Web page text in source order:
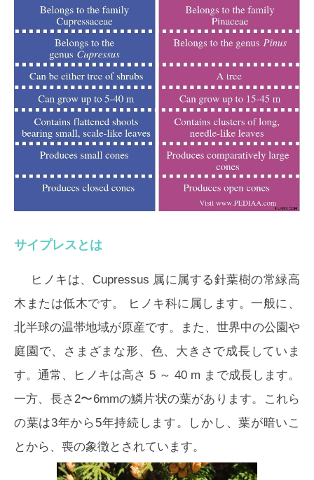
サイプレスとは
ヒノキは、 Cupressus 属に属する針葉樹の常緑高
木または低木です。 ヒノキ科に属します。一般に、
北半球の温帯地域が原産です。また、世界中の公園や
庭園で、さまざまな形、色、大きさで成長していま
す。通常、ヒノキは高さ 5 ～ 40 m まで成長します。
一方、長さ2〜6mmの鱗片状の葉があります。これら
の葉は3年から5年持続します。しかし、葉が暗いこ
とから、喪の象徴とされています。